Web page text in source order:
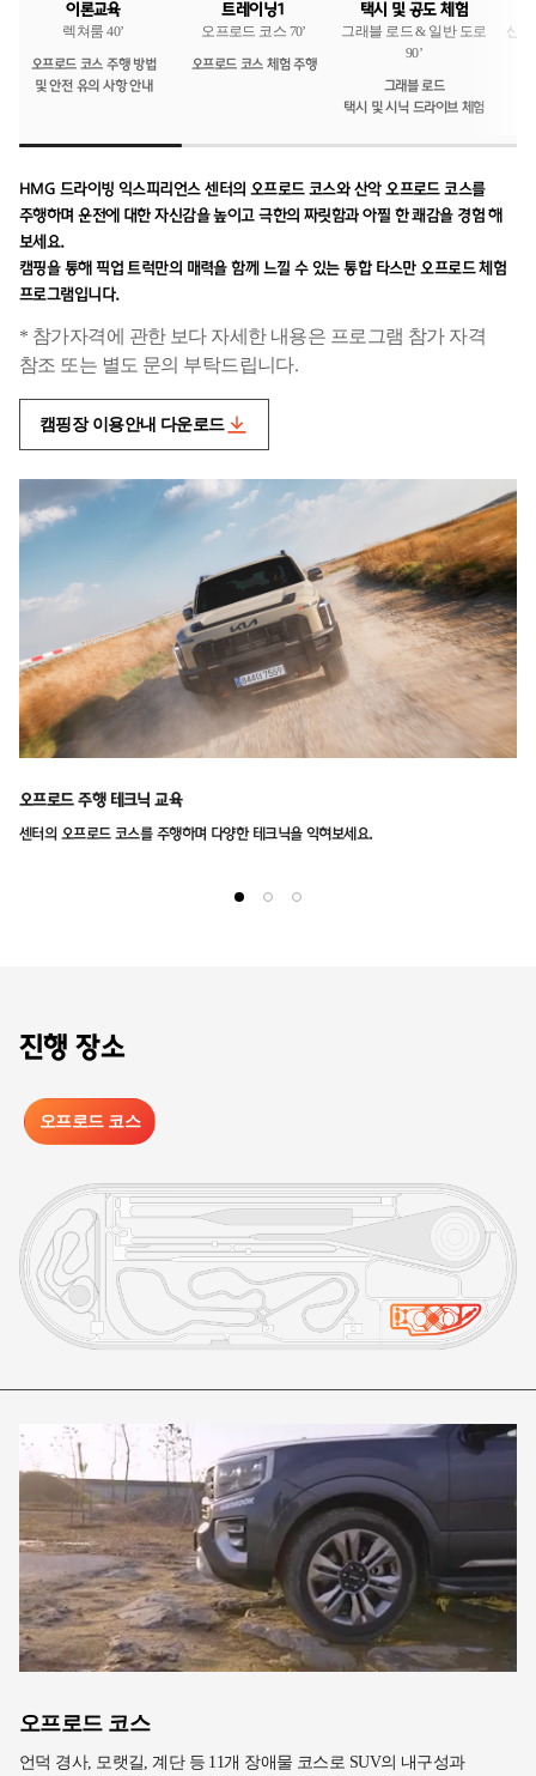
이론교육
렉쳐룸 40’
오프로드 코스 주행 방법
및 안전 유의 사항 안내
트레이닝1
오프로드 코스 70’
오프로드 코스 체험 주행
택시 및 공도 체험
그래블 로드 & 일반 도로
90’
그래블 로드
택시 및 시닉 드라이브 체험
산악
HMG 드라이빙 익스피리언스 센터의 오프로드 코스와 산악 오프로드 코스를
주행하며 운전에 대한 자신감을 높이고 극한의 짜릿함과 아찔 한 쾌감을 경험 해
보세요.
캠핑을 통해 픽업 트럭만의 매력을 함께 느낄 수 있는 통합 타스만 오프로드 체험
프로그램입니다.
* 참가자격에 관한 보다 자세한 내용은 프로그램 참가 자격
참조 또는 별도 문의 부탁드립니다.
캠핑장 이용안내 다운로드
오프로드 주행 테크닉 교육
센터의 오프로드 코스를 주행하며 다양한 테크닉을 익혀보세요.
진행 장소
오프로드 코스
오프로드 코스
언덕 경사, 모랫길, 계단 등 11개 장애물 코스로 SUV의 내구성과